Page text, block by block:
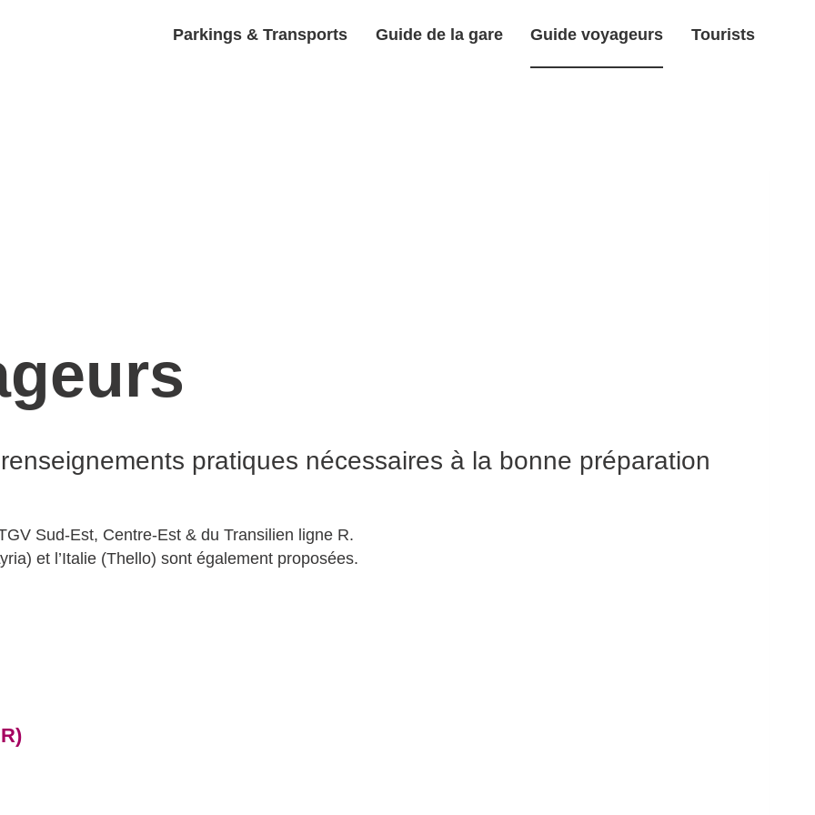
Parkings & Transports Guide de la gare Guide voyageurs Tourists
pratiques nécessaires à la bonne préparation
Sud-Est, Centre-Est & du Transilien ligne R.
et l’Italie (Thello) sont également proposées.